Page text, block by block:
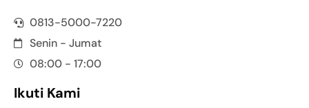
0813-5000-7220
Senin - Jumat
08:00 - 17:00
Ikuti Kami